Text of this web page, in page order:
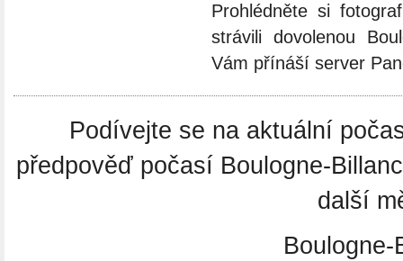
Prohlédněte si
strávili dovolenou
Vám přínáší server
Podívejte se na aktuální
předpověď počasí Boulogne-
další